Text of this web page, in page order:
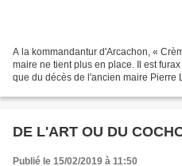
A la kommandantur d'Arcachon, «
maire ne tient plus en place. Il est
que du décès de l'ancien maire Pierre
DE L'ART OU DU
Publié le 15/02/2019 à 11:50